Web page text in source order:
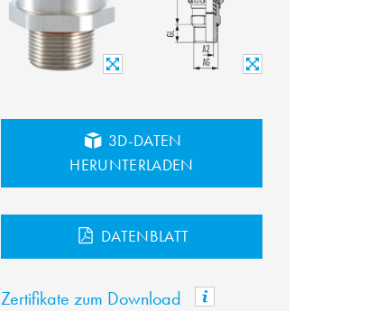
3D-DATEN
HERUNTERLADEN
DATENBLATT
Zertifikate zum Download